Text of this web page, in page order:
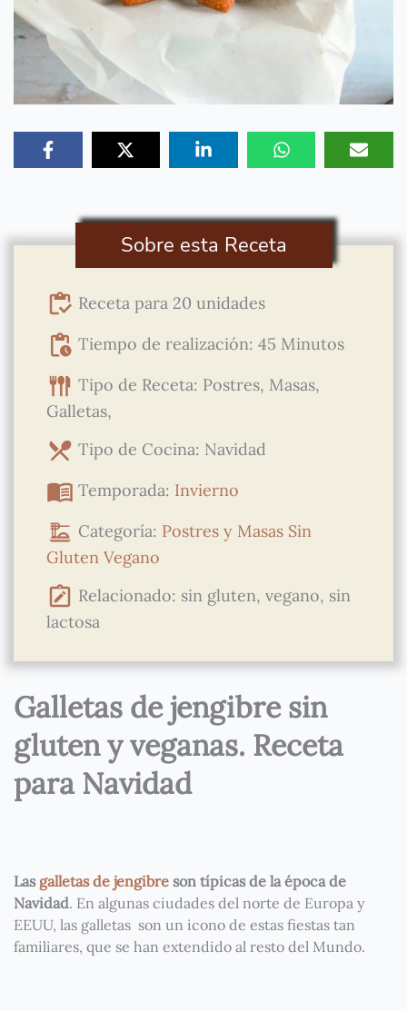
Sobre esta Receta
Receta para 20 unidades
Tiempo de realización: 45 Minutos
Tipo de Receta: Postres, Masas,
Galletas,
Tipo de Cocina: Navidad
Temporada: Invierno
Categoría: Postres y Masas Sin
Gluten Vegano
Relacionado: sin gluten, vegano, sin
lactosa
Galletas de jengibre sin
gluten y veganas. Receta
para Navidad
Las galletas de jengibre son típicas de la época de
Navidad. En algunas ciudades del norte de Europa y
EEUU, las galletas son un icono de estas fiestas tan
familiares, que se han extendido al resto del Mundo.